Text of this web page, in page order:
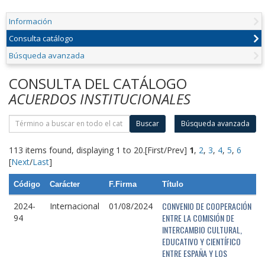
Información
Consulta catálogo
Búsqueda avanzada
CONSULTA DEL CATÁLOGO
ACUERDOS INSTITUCIONALES
Buscar Búsqueda avanzada
113 items found, displaying 1 to 20.[First/Prev] 1, 2, 3, 4, 5, 6
[Next/Last]
Código Carácter F.Firma Título
2024-
94
Internacional 01/08/2024
CONVENIO DE COOPERACIÓN
ENTRE LA COMISIÓN DE
INTERCAMBIO CULTURAL,
EDUCATIVO Y CIENTÍFICO
ENTRE ESPAÑA Y LOS